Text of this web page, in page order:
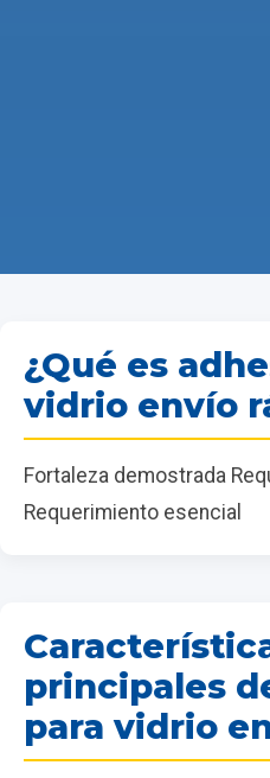
¿Qué es
vidrio envío
Fortaleza demostrada
Requerimiento esencial
principales
para vidrio